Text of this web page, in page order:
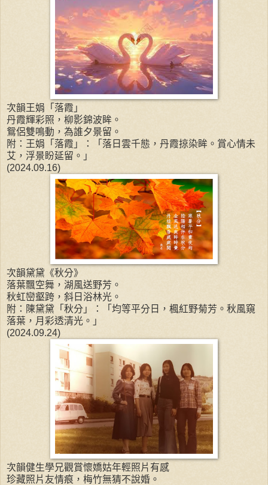
次韻王娟「落霞」
丹霞輝彩照，柳影錦波眸。
鴛侶雙鳴動，為誰夕景留。
附：王娟「落霞」：「落日雲千態，丹霞掠染眸。賞心情未
艾，浮景盼延留。」
(2024.09.16)
次韻黛黛《秋分》
落葉飄空舞，湖風送野芳。
秋虹巒壑跨，斜日浴林光。
附：陳黛黛「秋分」：「均等平分日，楓紅野菊芳。秋風窺
落葉，月彩透清光。」
(2024.09.24)
次韻健生學兄觀賞懷嬌姑年輕照片有感
珍藏照片友情痕，梅竹無猜不說婚。